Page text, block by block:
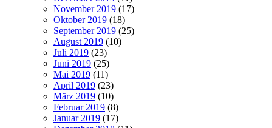
November 2019 (17)
Oktober 2019 (18)
September 2019 (25)
August 2019 (10)
Juli 2019 (23)
Juni 2019 (25)
Mai 2019 (11)
April 2019 (23)
März 2019 (10)
Februar 2019 (8)
Januar 2019 (17)